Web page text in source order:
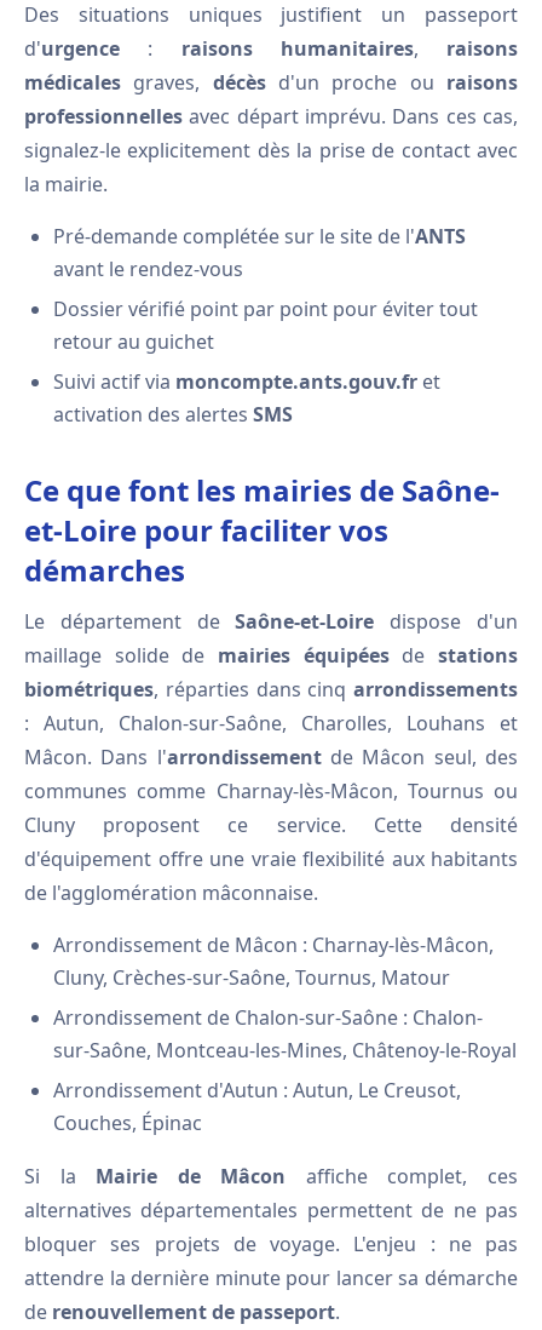
Des situations uniques justifient un passeport
d'urgence : raisons humanitaires, raisons
médicales graves, décèsd'un proche ou raisons
professionnelles avec départ imprévu. Dans ces cas,
signalez-le explicitement dès la prise de contact avec
la mairie.
Pré-demande complétée sur le site de l'ANTS
avant le rendez-vous
Dossier vérifié point par point pour éviter tout
retour au guichet
Suivi actif via moncompte.ants.gouv.fr et
activation des alertes SMS
Ce que font les mairies de Saône-
et-Loire pour faciliter vos
démarches
Le département deSaône-et-Loire dispose d'un
maillage solide de mairies équipéesdestations
biométriques, réparties dans cinq arrondissements
: Autun, Chalon-sur-Saône, Charolles, Louhans et
Mâcon. Dans l'arrondissementde Mâcon seul, des
communes comme Charnay-lès-Mâcon, Tournus ou
Cluny proposent ce service. Cette densité
d'équipement offre une vraie flexibilité aux habitants
de l'agglomération mâconnaise.
Arrondissement de Mâcon : Charnay-lès-Mâcon,
Cluny, Crèches-sur-Saône, Tournus, Matour
Arrondissement de Chalon-sur-Saône : Chalon-
sur-Saône, Montceau-les-Mines, Châtenoy-le-Royal
Arrondissement d'Autun : Autun, Le Creusot,
Couches, Épinac
Si la Mairie de Mâcon affiche complet, ces
alternatives départementales permettent de ne pas
bloquer ses projets de voyage. L'enjeu : ne pas
attendre la dernière minute pour lancer sa démarche
de renouvellement de passeport.